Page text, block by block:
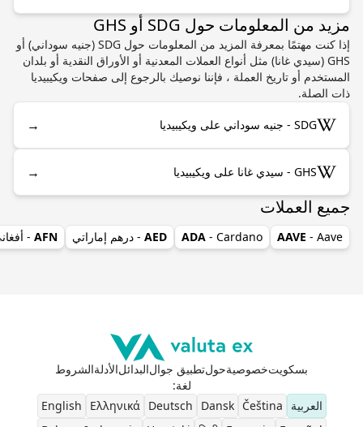
مزيد من المعلومات حول SDG أو GHS
إذا كنت مهتمًا بمعرفة المزيد من المعلومات حول SDG (جنيه سوداني) أو
GHS (سيدي غانا) مثل أنواع العملات المعدنية أو الأوراق النقدية أو بلدان
المستخدم أو تاريخ العملة ، فإننا نوصيك بالرجوع إلى صفحات ويكيبيديا
ذات الصلة.
SDG - جنيه سوداني على ويكيبيديا →
GHS - سيدي غانا على ويكيبيديا →
جميع العملات
AAVE - Aave
ADA - Cardano
AED - درهم إماراتي AFN
-
بسكويتخصوصيةحولتطبيق جوالالبدائلالأدلةالشروط
لغة:
العربية
Čeština
Dansk
Deutsch
Ελληνικά
English